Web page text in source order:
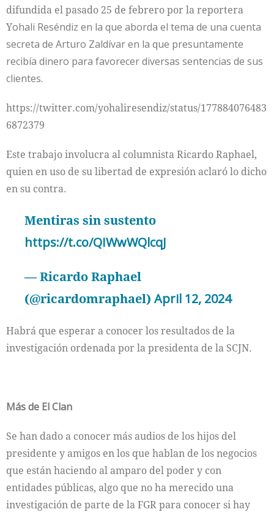
difundida el pasado 25 de febrero por la reportera
Yohali Reséndiz en la que aborda el tema de una cuenta
secreta de Arturo Zaldívar en la que presuntamente
recibía dinero para favorecer diversas sentencias de sus
clientes.
https://twitter.com/yohaliresendiz/status/177884076483
6872379
Este trabajo involucra al columnista Ricardo Raphael,
quien en uso de su libertad de expresión aclaró lo dicho
en su contra.
Mentiras sin sustento
https://t.co/QIWwWQlcqJ
— Ricardo Raphael
(@ricardomraphael) April 12, 2024
Habrá que esperar a conocer los resultados de la
investigación ordenada por la presidenta de la SCJN.
Más de El Clan
Se han dado a conocer más audios de los hijos del
presidente y amigos en los que hablan de los negocios
que están haciendo al amparo del poder y con
entidades públicas, algo que no ha merecido una
investigación de parte de la FGR para conocer si hay